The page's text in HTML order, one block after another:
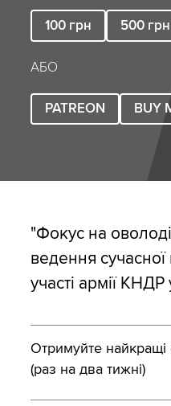
100 грн 500 грн
АБО
PATREON BUY
"Фокус на
ведення
участі армії КНДР
Отримуйте найкращі
(раз на два тижні)